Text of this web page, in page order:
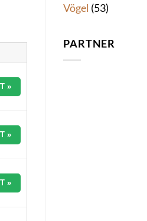
»
»
»
Vögel (53)
PARTNER